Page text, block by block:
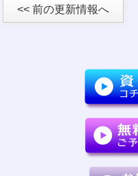
<< 前の更新情報へ